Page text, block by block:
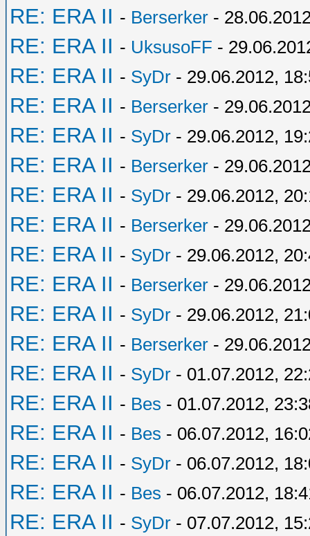
RE: ERA II - Berserker -
RE: ERA II - UksusoFF -
RE: ERA II - SyDr - 29.06.2012,
RE: ERA II - Berserker -
RE: ERA II - SyDr - 29.06.2012,
RE: ERA II - Berserker -
RE: ERA II - SyDr - 29.06.2012,
RE: ERA II - Berserker -
RE: ERA II - SyDr - 29.06.2012,
RE: ERA II - Berserker -
RE: ERA II - SyDr - 29.06.2012,
RE: ERA II - Berserker -
RE: ERA II - SyDr - 01.07.2012,
RE: ERA II - Bes - 01.07.2012,
RE: ERA II - Bes - 06.07.2012,
RE: ERA II - SyDr - 06.07.2012,
RE: ERA II - Bes - 06.07.2012,
RE: ERA II - SyDr - 07.07.2012,